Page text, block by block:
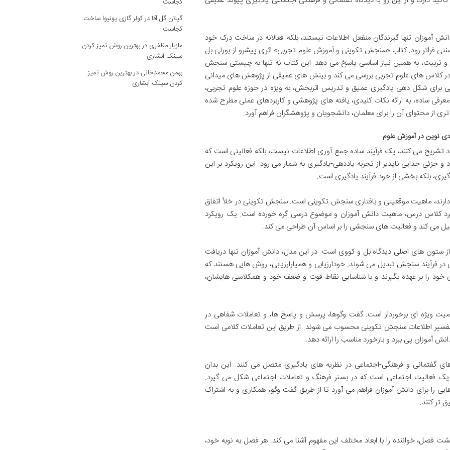
آموزان تنها گیرندگان منفعل اطلاعات نیستند، بلکه فعالانه در ساخت درک خود
فراتر رود. کتاب «سنجش تکوینی و آموزش علوم تجربی» اثری پیشرو از بورلی بل
و تربیت، به همین نیاز اساسی پاسخ می دهد. این کتاب نه تنها به چیستی سنجش
در کلاس های علوم تجربی بررسی می کند و بینش های عمیقی از پژوهش های میدانی
برای شکل دهی یادگیری عمیق و تدریس اثربخش، به ویژه در حوزه علوم تجربی،
ساده، به ارائه نکات کلیدی، یافته های پژوهشی و کاربردهای عملی مطرح شده
از محتوای آن را برای معلمان، دانشجویان و پژوهشگران فراهم آورد.
نوین در آموزش علوم
می کنند، یک فرآیند ساده جمع آوری اطلاعات نیست، بلکه فعالیتی است که
جدایی ناپذیر از تجربه یاددهی-یادگیری به شمار می رود. این رویکرد بر این
بلکه بخشی از خود فرآیند یادگیری است.
دارند، ماهیت موقعیتی و بافتاری سنجش تکوینی است. سنجش تکوینی در خلأ اتفاق
کلاس درس، ماهیت دانش آموزان و موضوع درسی گره خورده است. یک رویکرد
می کند و فعالیت های سنجشی را بر اساس آن طراحی می کند.
ستون های اصلی دیدگاه بل و کووی است. در این مدل، دانش آموزان تنها دریافت
در فرآیند سنجش تبدیل می شوند. خودارزیابی و همیارارزیابی، روش هایی هستند که
خود را بر عهده بگیرند و با شناسایی نقاط قوت و ضعف خود و همکلاسی هایشان،
ویژه ای برخوردار است. گفت وگوها، پرسش و پاسخ ها، و تعاملات شفاهی در
اطلاعات سنجش تکوینی محسوب می شوند. از طریق این تعاملات کلامی است
آموزان پی ببرد و بازخورد مناسب را ارائه دهد.
گفتمانی و فرهنگی-اجتماعی در نظریه های یادگیری متصل می کنند. این بدان
یک فعالیت اجتماعی است که در بستر فرهنگ و تعاملات اجتماعی شکل می گیرد.
را برای دانش آموزان فراهم می آورد تا از طریق گفت وگو، همکاری و به اشتراک
تر کنند.
خواننده را با ابعاد مختلف این مفهوم آشنا می کند. هر فصل به نوبه خود،
گیلان گل آقا درکولر گازی یونیوا ساخت
کجاست
مازیار مظفری دربهترین روش تمیز کردن
سینک آبشاری
بهمن محمدخانی دربهترین روش تمیز
کردن سینک آبشاری